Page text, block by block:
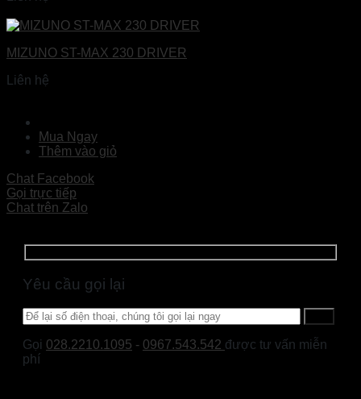
MIZUNO ST-MAX 230 DRIVER
Liên hệ
Mua Ngay
Thêm vào giỏ
Chat Facebook
Gọi trực tiếp
Chat trên Zalo
Yêu cầu gọi lại
Gọi 028.2210.1095 - 0967.543.542 được tư vấn miễn
phí